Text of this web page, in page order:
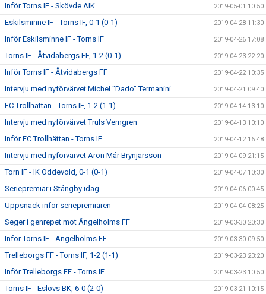
Inför Torns IF - Skövde AIK 2019-05-01 10:50
Eskilsminne IF - Torns IF, 0-1 (0-1) 2019-04-28 11:30
Inför Eskilsminne IF - Torns IF 2019-04-26 17:08
Torns IF - Åtvidabergs FF, 1-2 (0-1) 2019-04-23 22:20
Inför Torns IF - Åtvidabergs FF 2019-04-22 10:35
Intervju med nyförvärvet Michel "Dado" Termanini 2019-04-21 09:40
FC Trollhättan - Torns IF, 1-2 (1-1) 2019-04-14 13:10
Intervju med nyförvärvet Truls Verngren 2019-04-13 10:10
Inför FC Trollhättan - Torns IF 2019-04-12 16:48
Intervju med nyförvärvet Aron Már Brynjarsson 2019-04-09 21:15
Torn IF - IK Oddevold, 0-1 (0-1) 2019-04-07 10:30
Seriepremiär i Stångby idag 2019-04-06 00:45
Uppsnack inför seriepremiären 2019-04-04 08:25
Seger i genrepet mot Ängelholms FF 2019-03-30 20:30
Inför Torns IF - Ängelholms FF 2019-03-30 09:50
Trelleborgs FF - Torns IF, 1-2 (1-1) 2019-03-23 23:20
Inför Trelleborgs FF - Torns IF 2019-03-23 10:50
Torns IF - Eslövs BK, 6-0 (2-0) 2019-03-21 10:15